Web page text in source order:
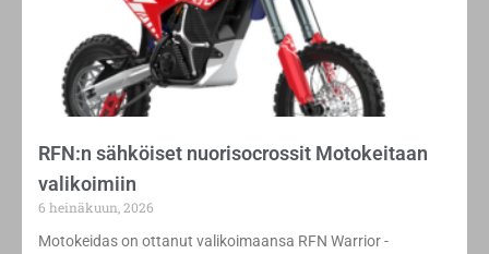
RFN:n sähköiset nuorisocrossit Motokeitaan
valikoimiin
6 heinäkuun, 2026
Motokeidas on ottanut valikoimaansa RFN Warrior -